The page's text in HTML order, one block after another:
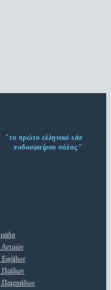
"το πρώτο ελληνικό site
ποδοσφαίρου σάλας"
Εφήβων
Παίδων